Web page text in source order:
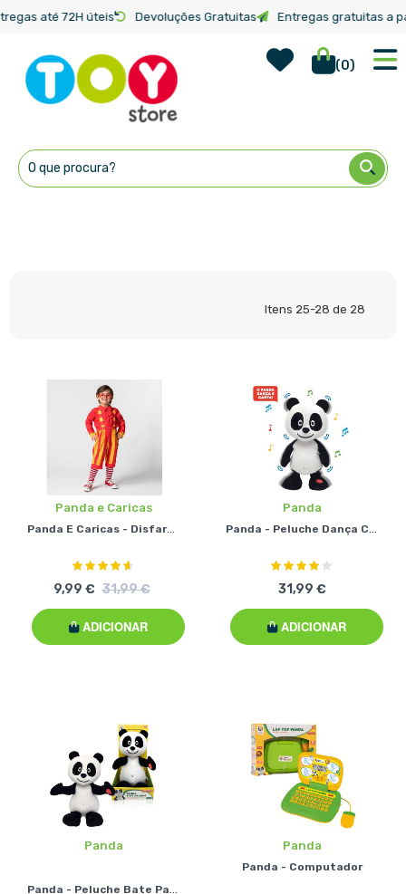
até 72H úteis Devoluções Gratuitas Entregas gratuitas a
Wish List
(0)
para
Conteúdo
Início Categorias
Itens 25-28 de 28
Panda e Caricas
Panda E Caricas - Disfarce Matias
Classificação:
9,99 € 31,99 €
ADICIONAR
Panda
Classificação:
31,99 €
ADICIONAR
Panda Panda
Panda - Computador